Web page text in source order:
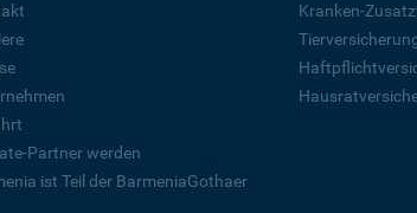
Partner werden
ist Teil der BarmeniaGothaer
Kranken-